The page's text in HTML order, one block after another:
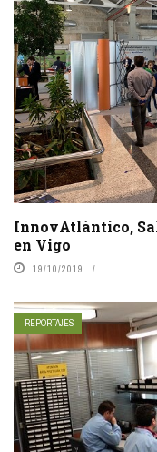
InnovAtlántico,
en Vigo
19/10/2019
REPORTAJES